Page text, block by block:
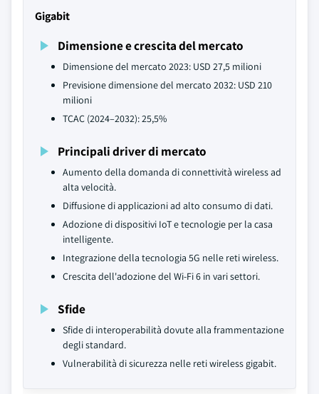
Gigabit
Dimensione e crescita del mercato
Dimensione del mercato 2023: USD 27,5 milioni
Previsione dimensione del mercato 2032: USD 210
milioni
TCAC (2024–2032): 25,5%
Principali driver di mercato
Aumento della domanda di connettività wireless ad
alta velocità.
Diffusione di applicazioni ad alto consumo di dati.
Adozione di dispositivi IoT e tecnologie per la casa
intelligente.
Integrazione della tecnologia 5G nelle reti wireless.
Crescita dell'adozione del Wi-Fi 6 in vari settori.
Sfide
Sfide di interoperabilità dovute alla frammentazione
degli standard.
Vulnerabilità di sicurezza nelle reti wireless gigabit.